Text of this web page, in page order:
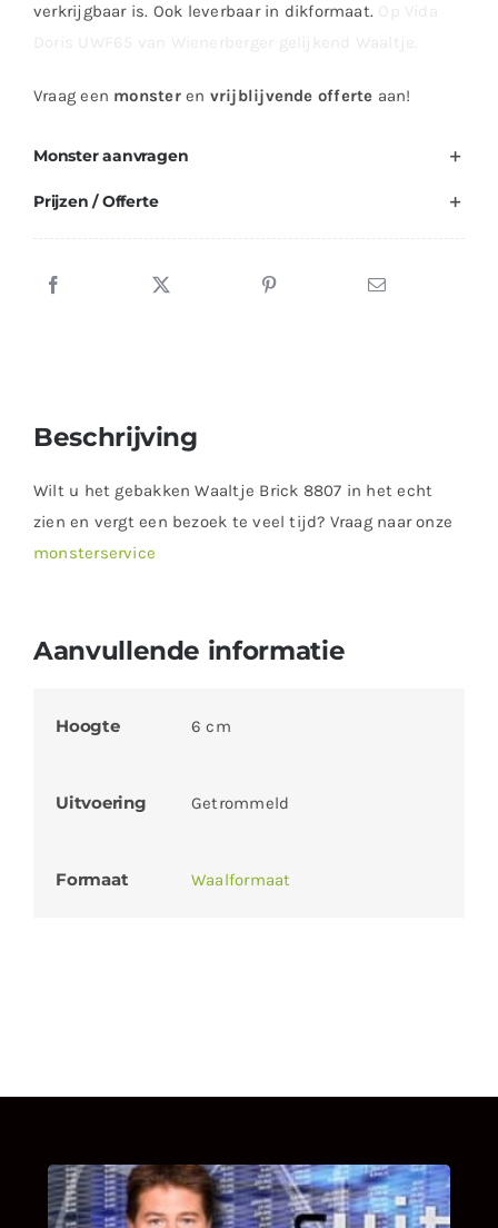
verkrijgbaar is. Ook leverbaar in dikformaat.
Vraag een monster en vrijblijvende offerte aan!
Monster aanvragen
Prijzen / Offerte
Beschrijving
Wilt u het gebakken Waaltje Brick 8807 in het echt
zien en vergt een bezoek te veel tijd? Vraag naar onze
monsterservice
Aanvullende informatie
Hoogte 6 cm
Uitvoering Getrommeld
Formaat Waalformaat
UITSTEL VAN EXECUTIE